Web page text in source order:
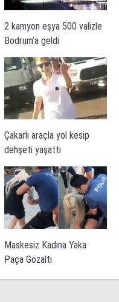
2 kamyon eşya 500 valizle
Bodrum’a geldi
Çakarlı araçla yol kesip
dehşeti yaşattı
Maskesiz Kadına Yaka
Paça Gözaltı